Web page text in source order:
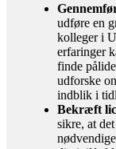
udføre en
kolleger i
erfaringer
finde
udforske
indblik i
Bekræft
sikre, at